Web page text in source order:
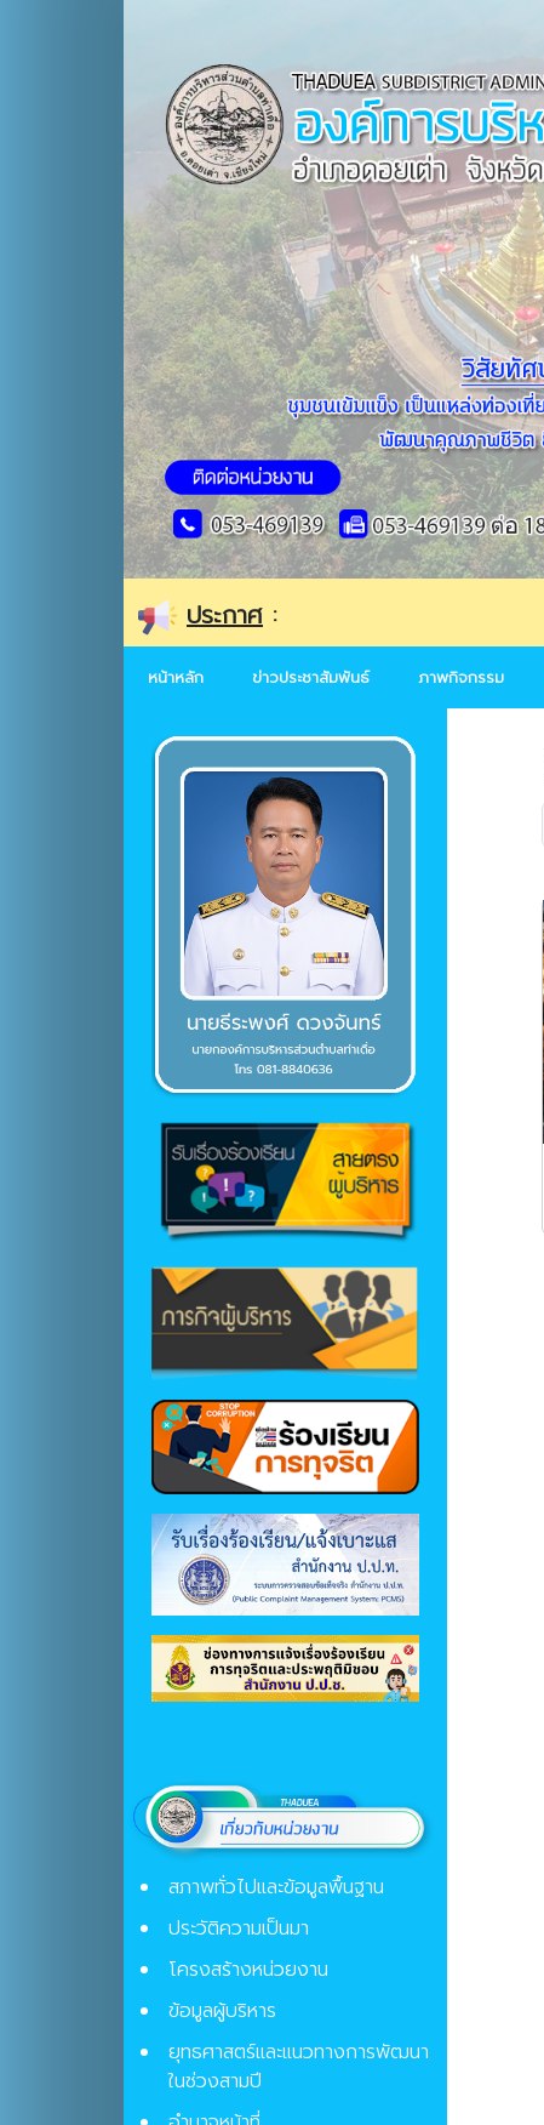
ประกาศ :
หน้าหลัก ข่าวประชาสัมพันธ์ ภาพกิจกรรม
สภาพทั่วไปและข้อมูลพื้นฐาน
ประวัติความเป็นมา
โครงสร้างหน่วยงาน
ข้อมูลผู้บริหาร
ยุทธศาสตร์และแนวทางการพัฒนา
ในช่วงสามปี